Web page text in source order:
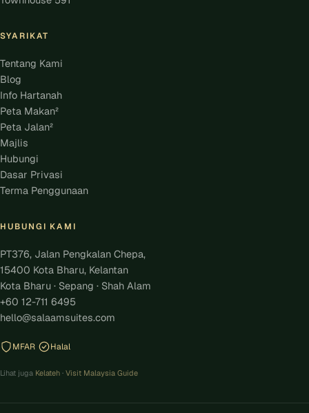
SYARIKAT
Tentang Kami
Blog
Info Hartanah
Peta Makan²
Peta Jalan²
Majlis
Hubungi
Dasar Privasi
Terma Penggunaan
HUBUNGI KAMI
PT376, Jalan Pengkalan Chepa,
15400 Kota Bharu, Kelantan
Kota Bharu · Sepang · Shah Alam
+60 12-711 6495
hello@salaamsuites.com
MFAR Halal
Lihat juga Kelateh · Visit Malaysia Guide